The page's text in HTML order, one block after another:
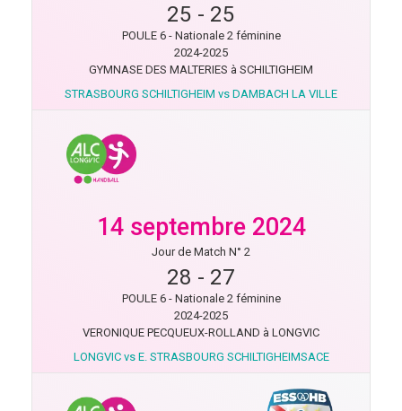
25 - 25
POULE 6 - Nationale 2 féminine
2024-2025
GYMNASE DES MALTERIES à SCHILTIGHEIM
STRASBOURG SCHILTIGHEIM vs DAMBACH LA VILLE
14 septembre 2024
Jour de Match N° 2
28 - 27
POULE 6 - Nationale 2 féminine
2024-2025
VERONIQUE PECQUEUX-ROLLAND à LONGVIC
LONGVIC vs E. STRASBOURG SCHILTIGHEIMSACE